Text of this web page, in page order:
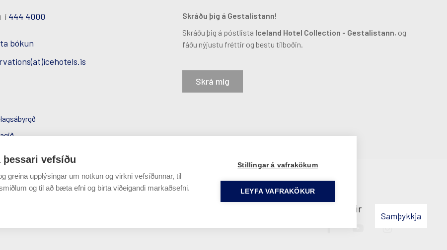
í 444 4000
bókun
Skráðu þig á Gestalistann!
Skráðu þig á póstlista Iceland Hotel Collection - Gestalistann, og
fáðu nýjustu fréttir og bestu tilboðin.
Skrá mig
FacebookYouTubeInstagram
besta upplifun fyrir notendur. Ef þú heldur áfram notkun þinni á síðunni samþykkir
Samþykkja
þessari vefsíðu
greina upplýsingar um notkun og virkni vefsíðunnar, til
og til að bæta efni og birta viðeigandi markaðsefni.
Stillingar á vafrakökum
LEYFA VAFRAKÖKUR